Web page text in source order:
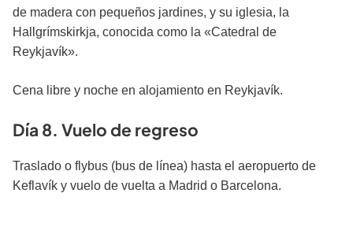
de madera con pequeños jardines, y su iglesia, la
Hallgrímskirkja, conocida como la «Catedral de
Reykjavík».
Cena libre y noche en alojamiento en Reykjavík.
Día 8. Vuelo de regreso
Traslado o flybus (bus de línea) hasta el aeropuerto de
Keflavík y vuelo de vuelta a Madrid o Barcelona.